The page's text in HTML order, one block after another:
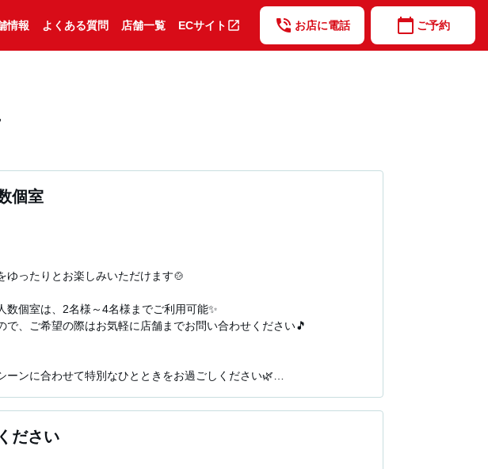
情報 よくある質問 店舗一覧 ECサイト open_in_new phone_in_talk お店に電話 calendar_today ご予約
個室
ったりとお楽しみいただけます🍲
個室は、2名様～4名様までご利用可能✨
、ご希望の際はお気軽に店舗までお問い合わせください🎵
ンに合わせて特別なひとときをお過ごしください🌿
の際は、ぜひ「赤から多賀城店」へお越しください。
ん、飲み放題付きプランもご用意しております。
ださい